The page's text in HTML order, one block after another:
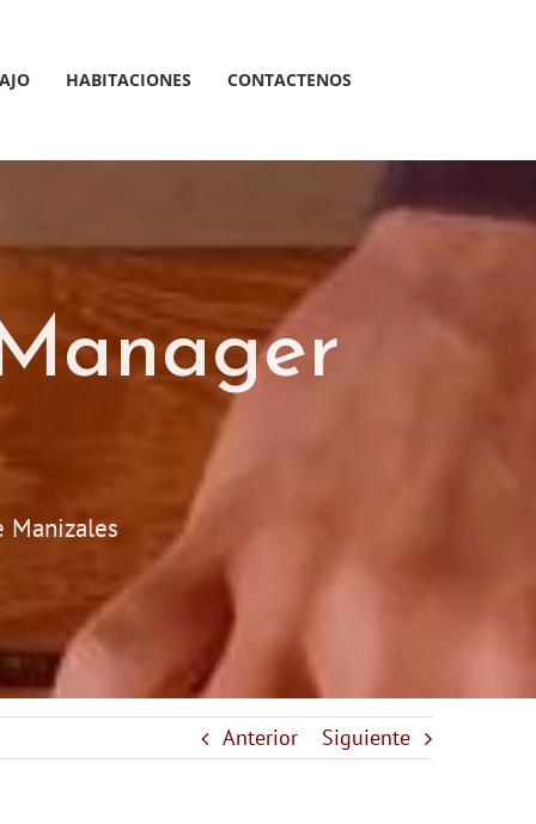
HABITACIONES CONTACTENOS
Manizales
Anterior Siguiente